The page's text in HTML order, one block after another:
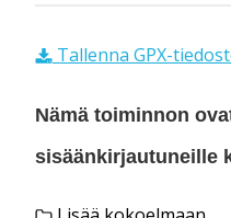
Tallenna GPX-
Nämä toiminnon
sisäänkirjautuneille